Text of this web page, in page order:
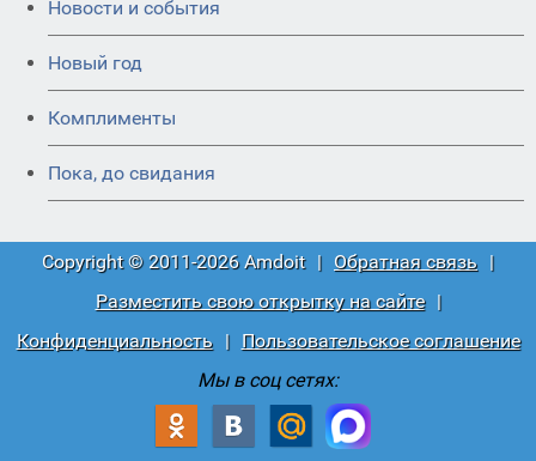
Новости и события
Новый год
Комплименты
Пока, до свидания
Copyright © 2011-2026 Amdoit | Обратная связь |
Разместить свою открытку на сайте
|
Конфиденциальность
|
Пользовательское соглашение
Мы в соц сетях: